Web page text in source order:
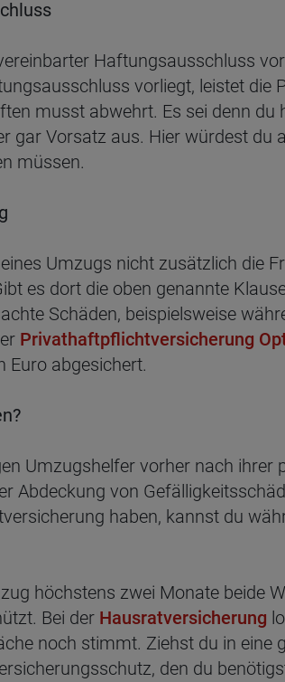
Haftungsausschluss
vorliegt, leistet
musst abwehrt. Es sei denn
gar Vorsatz aus. Hier würdest du
müssen.
Umzugs nicht zusätzlich die
es dort die oben genannte
Schäden, beispielsweise
Privathaftpflichtversicherung
Euro abgesichert.
Umzugshelfer vorher nach
Abdeckung von
haben, kannst du
höchstens zwei Monate beide
Bei der Hausratversicherung
noch stimmt. Ziehst du in eine
den du